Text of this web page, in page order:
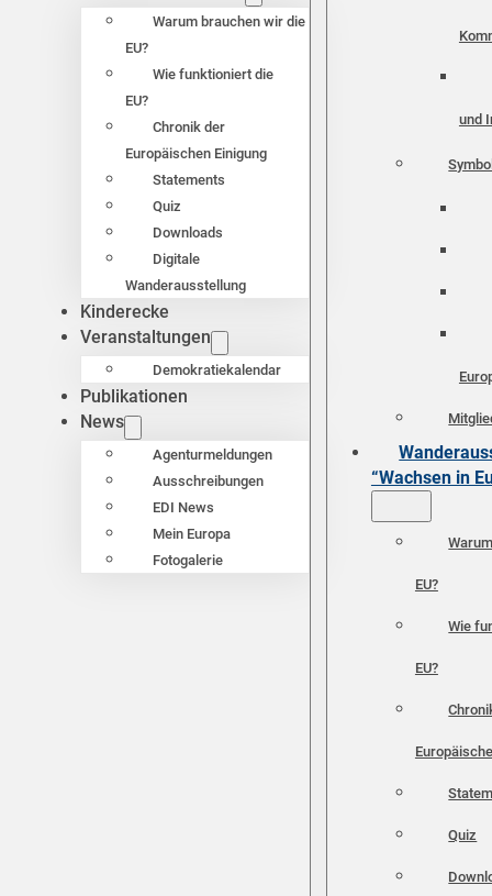
Warum brauchen wir die
EU?
Wie funktioniert die
EU?
Chronik der
Europäischen Einigung
Statements
Quiz
Downloads
Digitale
Wanderausstellung
Kinderecke
Veranstaltungen
Demokratiekalendar
Publikationen
News
Agenturmeldungen
Ausschreibungen
EDI News
Mein Europa
Fotogalerie
und
“Wachsen in
EU?
Wie
EU?
Quiz